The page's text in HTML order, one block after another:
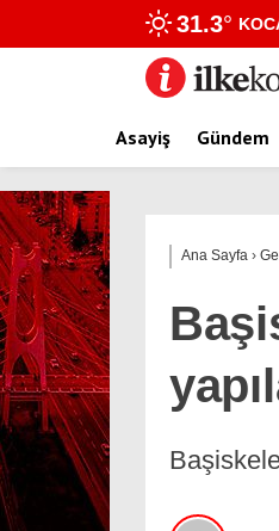
31.3°
Asayiş Gündem
Ana Sayfa ›